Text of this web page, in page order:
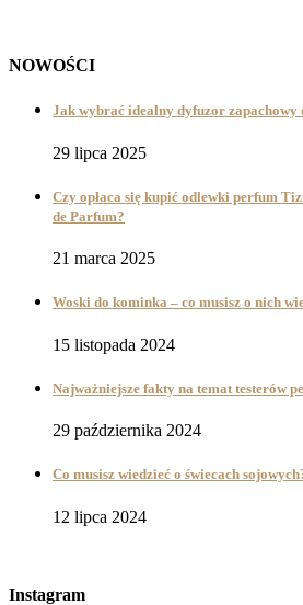
NOWOŚCI
Jak wybrać idealny dyfuzor zapachowy
29 lipca 2025
Czy opłaca się kupić odlewki perfum
de Parfum?
21 marca 2025
Woski do kominka – co musisz o nich
15 listopada 2024
Najważniejsze fakty na temat testerów
29 października 2024
Co musisz wiedzieć o świecach
12 lipca 2024
Instagram